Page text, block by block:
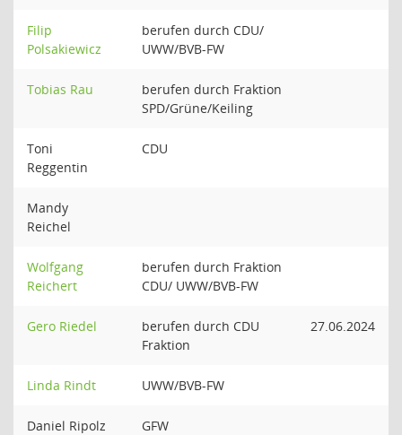
Filip
Polsakiewicz
berufen durch CDU/
UWW/BVB-FW
Tobias Rau
berufen durch Fraktion
SPD/Grüne/Keiling
Toni
Reggentin
CDU
Mandy
Reichel
Wolfgang
Reichert
berufen durch Fraktion
CDU/ UWW/BVB-FW
Gero Riedel
berufen durch CDU
Fraktion
27.06.2024
Linda Rindt UWW/BVB-FW
Daniel Ripolz GFW